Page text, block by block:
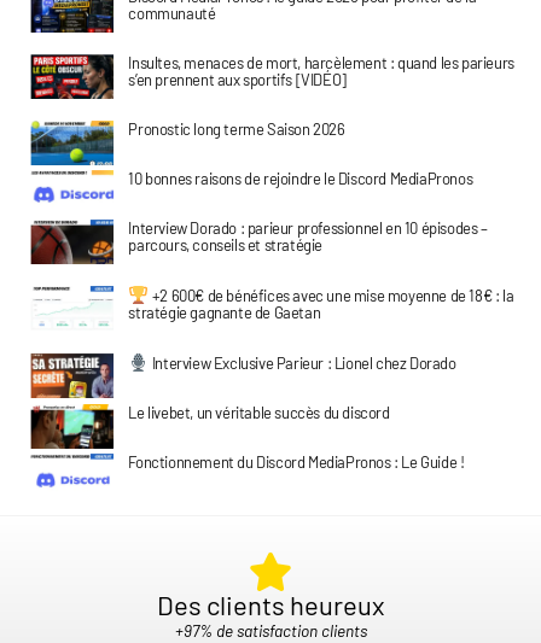
communauté
Insultes, menaces de mort, harcèlement : quand les parieurs
s’en prennent aux sportifs [VIDÉO]
Pronostic long terme Saison 2026
10 bonnes raisons de rejoindre le Discord MediaPronos
Interview Dorado : parieur professionnel en 10 épisodes –
parcours, conseils et stratégie
+2 600€ de bénéfices avec une mise moyenne de 18€ : la
stratégie gagnante de Gaetan
Interview Exclusive Parieur : Lionel chez Dorado
Le livebet, un véritable succès du discord
Fonctionnement du Discord MediaPronos : Le Guide !
Des clients heureux​
+97% de satisfaction clients